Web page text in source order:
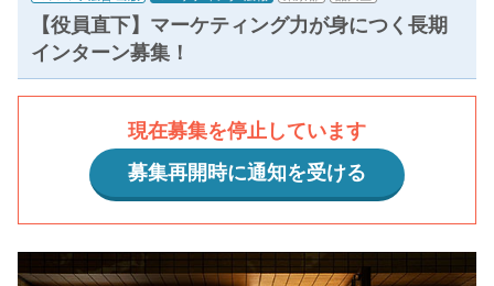
【役員直下】マーケティング力が身につく長期
インターン募集！
現在募集を停止しています
募集再開時に通知を受ける